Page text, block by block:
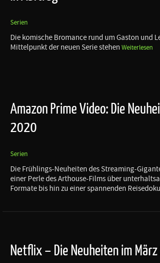
Serien
Die komische Bromance rund um Gaston und
Mittelpunkt der neuen Serie stehen Weiterlesen
Amazon Prime Video: Die
2020
Serien
Die Frühlings-Neuheiten des Streaming-
einer Perle des Arthouse-Films über
Formate bis hin zu einer spannenden Reisedoku
Netflix – Die Neuheiten im